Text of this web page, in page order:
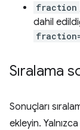
fraction
dahil
Sıralama
Sonuçları
ekleyin. Yalnızca